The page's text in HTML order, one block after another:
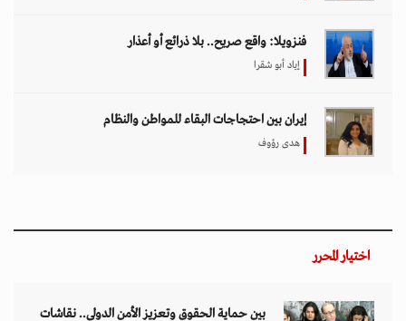
فنزويلا: واقع صريح.. بلا ذرائع أو أعذار
إياد أبو شقرا
إيران بين احتجاجات البقاء للمواطن والنظام
هدى رؤوف
اختيار المحرر
بين حماية الحقوق وتعزيز الأمن الدولي.. نقاشات